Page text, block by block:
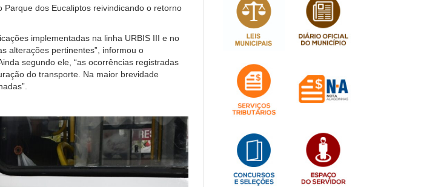
dos Eucaliptos reivindicando o retorno
implementadas na linha URBIS III e no
alterações pertinentes”, informou o
segundo ele, “as ocorrências registradas
do transporte. Na maior brevidade